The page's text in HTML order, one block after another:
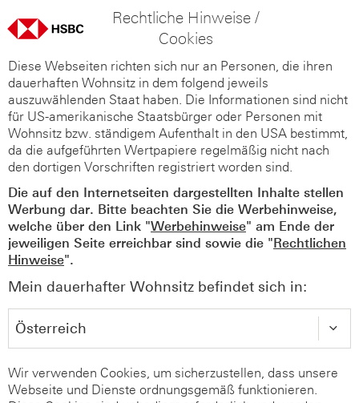
Rechtliche Hinweise /
Cookies
Diese Webseiten richten sich nur an Personen, die ihren
dauerhaften Wohnsitz in dem folgend jeweils
auszuwählenden Staat haben. Die Informationen sind nicht
für US-amerikanische Staatsbürger oder Personen mit
Wohnsitz bzw. ständigem Aufenthalt in den USA bestimmt,
da die aufgeführten Wertpapiere regelmäßig nicht nach
den dortigen Vorschriften registriert worden sind.
Die auf den Internetseiten dargestellten Inhalte stellen
Werbung dar. Bitte beachten Sie die Werbehinweise,
welche über den Link "Werbehinweise" am Ende der
jeweiligen Seite erreichbar sind sowie die "Rechtlichen
Hinweise".
Mein dauerhafter Wohnsitz befindet sich in:
Wir verwenden Cookies, um sicherzustellen, dass unsere
Webseite und Dienste ordnungsgemäß funktionieren.